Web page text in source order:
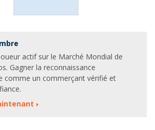
actif sur le Marché Mondial de
Gagner la reconnaissance
comme un commerçant vérifié et